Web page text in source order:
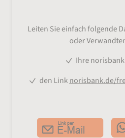
Leiten Sie einfach folgende
oder
Ihre norisbank
den Linknorisbank.de/